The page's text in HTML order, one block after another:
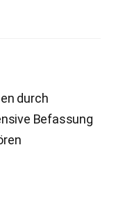
durch
Befassung